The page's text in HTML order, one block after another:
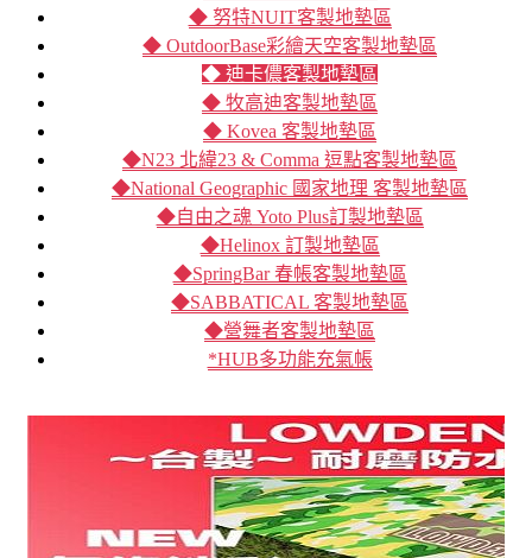
◆ 努特NUIT客製地墊區
◆ OutdoorBase彩繪天空客製地墊區
◆ 迪卡儂客製地墊區
◆ 牧高迪客製地墊區
◆ Kovea 客製地墊區
◆N23 北緯23 & Comma 逗點客製地墊區
◆National Geographic 國家地理 客製地墊區
◆自由之魂 Yoto Plus訂製地墊區
◆Helinox 訂製地墊區
◆SpringBar 春帳客製地墊區
◆SABBATICAL 客製地墊區
◆營舞者客製地墊區
*HUB多功能充氣帳